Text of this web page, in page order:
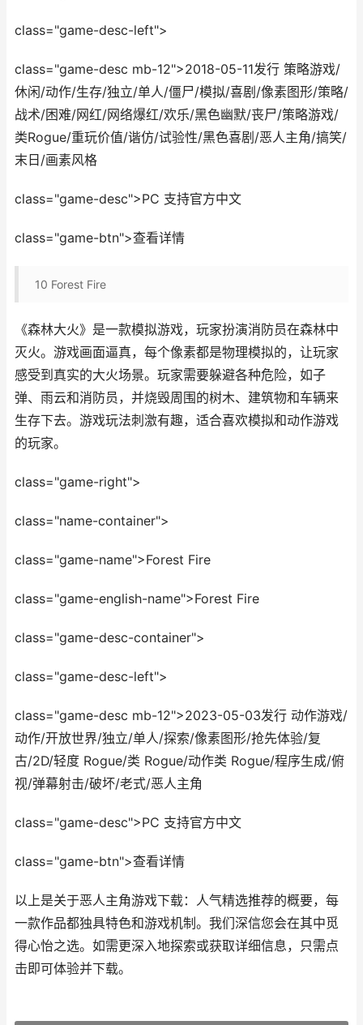
class="game-desc-left">
class="game-desc mb-12">2018-05-11发行 策略游戏/
休闲/动作/生存/独立/单人/僵尸/模拟/喜剧/像素图形/策略/
战术/困难/网红/网络爆红/欢乐/黑色幽默/丧尸/策略游戏/
类Rogue/重玩价值/谐仿/试验性/黑色喜剧/恶人主角/搞笑/
末日/画素风格
class="game-desc">PC 支持官方中文
class="game-btn">查看详情
10 Forest Fire
《森林大火》是一款模拟游戏，玩家扮演消防员在森林中
灭火。游戏画面逼真，每个像素都是物理模拟的，让玩家
感受到真实的大火场景。玩家需要躲避各种危险，如子
弹、雨云和消防员，并烧毁周围的树木、建筑物和车辆来
生存下去。游戏玩法刺激有趣，适合喜欢模拟和动作游戏
的玩家。
class="game-right">
class="name-container">
class="game-name">Forest Fire
class="game-english-name">Forest Fire
class="game-desc-container">
class="game-desc-left">
class="game-desc mb-12">2023-05-03发行 动作游戏/
动作/开放世界/独立/单人/探索/像素图形/抢先体验/复
古/2D/轻度 Rogue/类 Rogue/动作类 Rogue/程序生成/俯
视/弹幕射击/破坏/老式/恶人主角
class="game-desc">PC 支持官方中文
class="game-btn">查看详情
以上是关于恶人主角游戏下载：人气精选推荐的概要，每
一款作品都独具特色和游戏机制。我们深信您会在其中觅
得心怡之选。如需更深入地探索或获取详细信息，只需点
击即可体验并下载。